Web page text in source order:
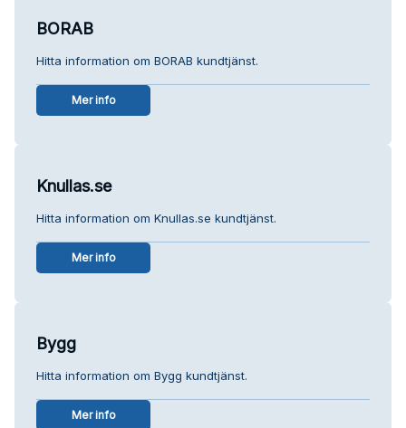
BORAB
Hitta information om BORAB kundtjänst.
Mer info
Knullas.se
Hitta information om Knullas.se kundtjänst.
Mer info
Bygg
Hitta information om Bygg kundtjänst.
Mer info